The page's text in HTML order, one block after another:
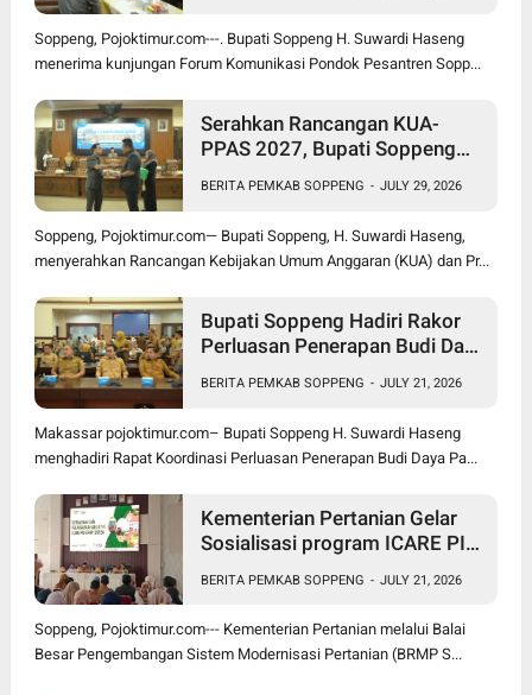
Soppeng, Pojoktimur.com---. Bupati Soppeng H. Suwardi Haseng
menerima kunjungan Forum Komunikasi Pondok Pesantren Sopp...
Serahkan Rancangan KUA-
PPAS 2027, Bupati Soppeng
BERITA PEMKAB SOPPENG - JULY 29, 2026
Soppeng, Pojoktimur.com— Bupati Soppeng, H. Suwardi Haseng,
menyerahkan Rancangan Kebijakan Umum Anggaran (KUA) dan Pr...
Bupati Soppeng Hadiri Rakor
Perluasan Penerapan Budi Daya
BERITA PEMKAB SOPPENG - JULY 21, 2026
Makassar pojoktimur.com– Bupati Soppeng H. Suwardi Haseng
menghadiri Rapat Koordinasi Perluasan Penerapan Budi Daya Pa...
Kementerian Pertanian Gelar
Sosialisasi program ICARE PIU
BERITA PEMKAB SOPPENG - JULY 21, 2026
Soppeng, Pojoktimur.com--- Kementerian Pertanian melalui Balai
Besar Pengembangan Sistem Modernisasi Pertanian (BRMP S...